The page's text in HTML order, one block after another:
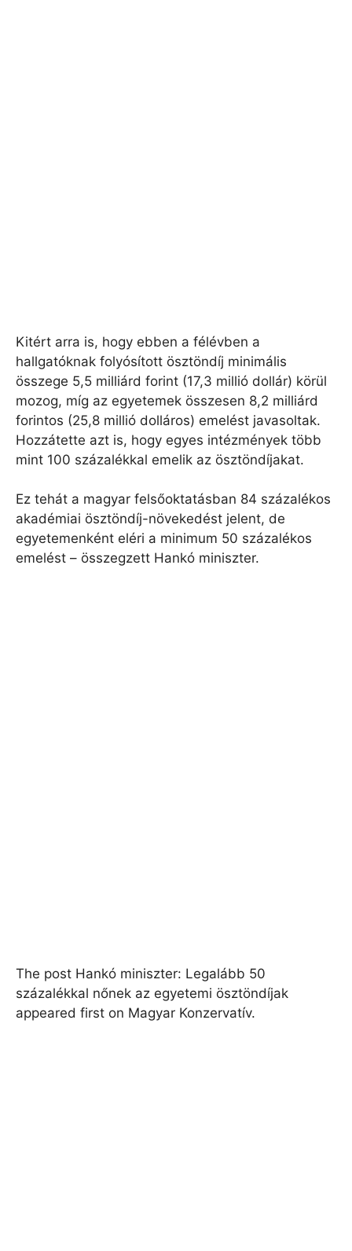
Kitért arra is, hogy ebben a félévben a
hallgatóknak folyósított ösztöndíj minimális
összege 5,5 milliárd forint (17,3 millió dollár) körül
mozog, míg az egyetemek összesen 8,2 milliárd
forintos (25,8 millió dolláros) emelést javasoltak.
Hozzátette azt is, hogy egyes intézmények több
mint 100 százalékkal emelik az ösztöndíjakat.
Ez tehát a magyar felsőoktatásban 84 százalékos
akadémiai ösztöndíj-növekedést jelent, de
egyetemenként eléri a minimum 50 százalékos
emelést – összegzett Hankó miniszter.
The post Hankó miniszter: Legalább 50
százalékkal nőnek az egyetemi ösztöndíjak
appeared first on Magyar Konzervatív.